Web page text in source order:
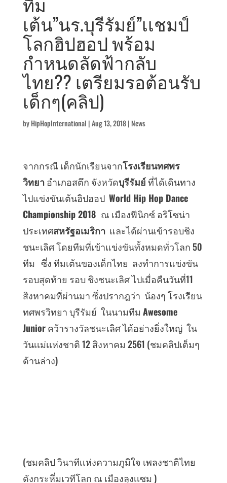
เต้น”นร.บุรีรัมย์”เเชมป์
โลกฮิปฮอป พร้อม
กำหนดลัดฟ้ากลับ
ไทย?? เตรียมรอต้อนรับ
เด็กๆ(คลิป)
byHipHopInternational |Aug 13, 2018| News
จากกรณี เด็กนักเรียนจากโรงเรียนทศพร
วิทยาอำเภอสตึก จังหวัดบุรีรัมย์ที่ได้เดินทาง
ไปแข่งขันเต้นฮิปฮอป World Hip Hop Dance
Championship 2018 ณ เมืองฟีนิกซ์ อริโซน่า
ประเทศสหรัฐอเมริกาและได้ผ่านเข้ารอบชิง
ชนะเลิศ โดยทีมที่เข้าแข่งขันทั้งหมดทั่วโลก 50
ทีม ซึ่ง ทีมเต้นของเด็กไทย ลงทำการแข่งขัน
รอบสุดท้าย รอบ ชิงชนะเลิศ ไปเมื่อคืนวันที่11
สิงหาคมที่ผ่านมา ซึ่งปรากฎว่า น้องๆ โรงเรียน
ทศพรวิทยา บุรีรัมย์ ในนามทีม Awesome
Juniorคว้ารางวัลชนะเลิศ ได้อย่างยิ่งใหญ่ ใน
วันเเม่เเห่งชาติ 12 สิงหาคม 2561 (ชมคลิปเต็มๆ
ด้านล่าง)
(ชมคลิป วินาทีเเห่งความภูมิใจ เพลงชาติไทย
ดังกระหึ่มเวทีโลก ณ เมืองลุงเเซม )